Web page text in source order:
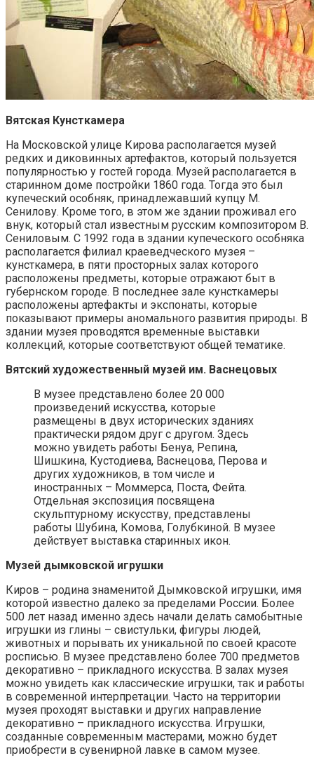
Вятская Кунсткамера
На Московской улице Кирова располагается музей
редких и диковинных артефактов, который пользуется
популярностью у гостей города. Музей располагается в
старинном доме постройки 1860 года. Тогда это был
купеческий особняк, принадлежавший купцу М.
Сенилову. Кроме того, в этом же здании проживал его
внук, который стал известным русским композитором В.
Сениловым. С 1992 года в здании купеческого особняка
располагается филиал краеведческого музея –
кунсткамера, в пяти просторных залах которого
расположены предметы, которые отражают быт в
губернском городе. В последнее зале кунсткамеры
расположены артефакты и экспонаты, которые
показывают примеры аномального развития природы. В
здании музея проводятся временные выставки
коллекций, которые соответствуют общей тематике.
Вятский художественный музей им. Васнецовых
В музее представлено более 20 000
произведений искусства, которые
размещены в двух исторических зданиях
практически рядом друг с другом. Здесь
можно увидеть работы Бенуа, Репина,
Шишкина, Кустодиева, Васнецова, Перова и
других художников, в том числе и
иностранных – Моммерса, Поста, Фейта.
Отдельная экспозиция посвящена
скульптурному искусству, представлены
работы Шубина, Комова, Голубкиной. В музее
действует выставка старинных икон.
Музей дымковской игрушки
Киров – родина знаменитой Дымковской игрушки, имя
которой известно далеко за пределами России. Более
500 лет назад именно здесь начали делать самобытные
игрушки из глины – свистульки, фигуры людей,
животных и порывать их уникальной по своей красоте
росписью. В музее представлено более 700 предметов
декоративно – прикладного искусства. В залах музея
можно увидеть как классические игрушки, так и работы
в современной интерпретации. Часто на территории
музея проходят выставки и других направление
декоративно – прикладного искусства. Игрушки,
созданные современным мастерами, можно будет
приобрести в сувенирной лавке в самом музее.